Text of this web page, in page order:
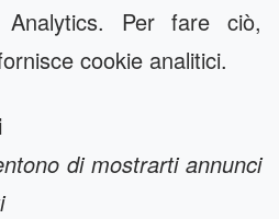
Analytics. Per fare ciò,
cookie analitici.
di mostrarti annunci